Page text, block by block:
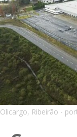
Olicargo, Ribeirão -